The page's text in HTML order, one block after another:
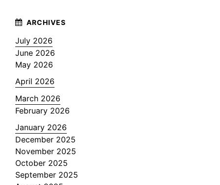
July 2026
June 2026
May 2026
April 2026
March 2026
February 2026
January 2026
December 2025
November 2025
October 2025
September 2025